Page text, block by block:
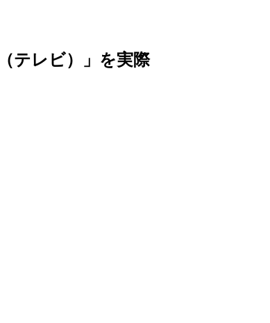
テレビ）」を実際